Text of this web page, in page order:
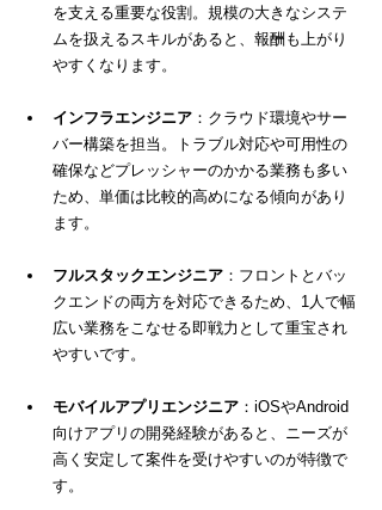
を支える重要な役割。規模の大きなシステ
ムを扱えるスキルがあると、報酬も上がり
やすくなります。
インフラエンジニア ：クラウド環境やサー
バー構築を担当。トラブル対応や可用性の
確保などプレッシャーのかかる業務も多い
ため、単価は比較的高めになる傾向があり
ます。
フルスタックエンジニア ：フロントとバッ
クエンドの両方を対応できるため、1人で幅
広い業務をこなせる即戦力として重宝され
やすいです。
モバイルアプリエンジニア ：iOSやAndroid
向けアプリの開発経験があると、ニーズが
高く安定して案件を受けやすいのが特徴で
す。